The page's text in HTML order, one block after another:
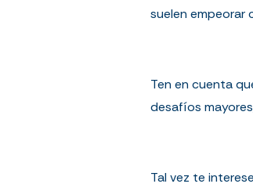
suelen empeorar
Ten en cuenta
desafíos
Tal vez te